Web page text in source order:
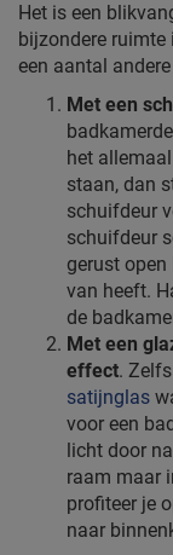
Het is een
bijzondere
een aantal
Met een
het
staan, dan
schuifdeur
schuifdeur
gerust
van heeft.
de
Met een
effect.
satijnglas
voor een
licht door
raam maar
profiteer je
naar